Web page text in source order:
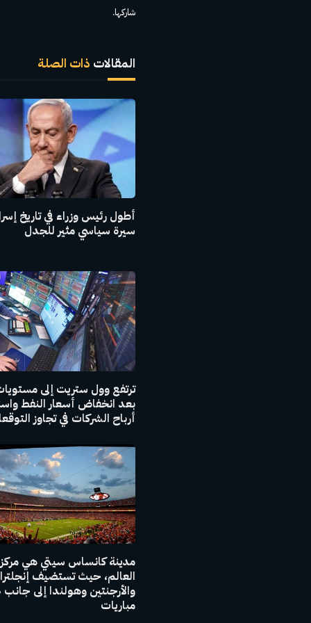
شاركها.
المقالات ذات الصلة
أطول رئيس وزراء في تاريخ
سيرة سياسي مثير للجدل
ترتفع وول ستريت إلى
بعد انخفاض أسعار النفط
أرباح الشركات في تجاوز
مدينة كانساس سيتي هي
العالم، حيث تستضيف إنجلترا
مباريات